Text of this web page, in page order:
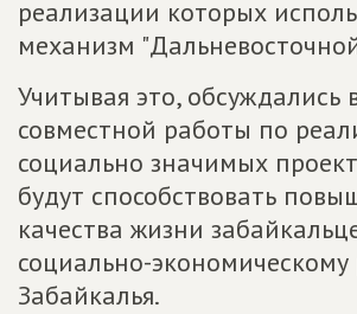
реализации которых
механизм
Учитывая это, обсуждались
совместной работы по
социально значимых
будут способствовать
качества жизни
социально-
Забайкалья.